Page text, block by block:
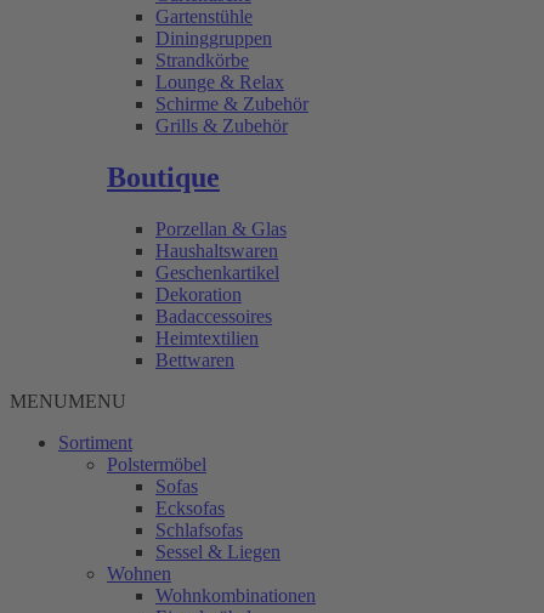
Gartenstühle
Dininggruppen
Strandkörbe
Lounge & Relax
Schirme & Zubehör
Grills & Zubehör
Boutique
Porzellan & Glas
Haushaltswaren
Geschenkartikel
Dekoration
Badaccessoires
Heimtextilien
Bettwaren
MENUMENU
Sortiment
Polstermöbel
Sofas
Ecksofas
Schlafsofas
Sessel & Liegen
Wohnen
Wohnkombinationen